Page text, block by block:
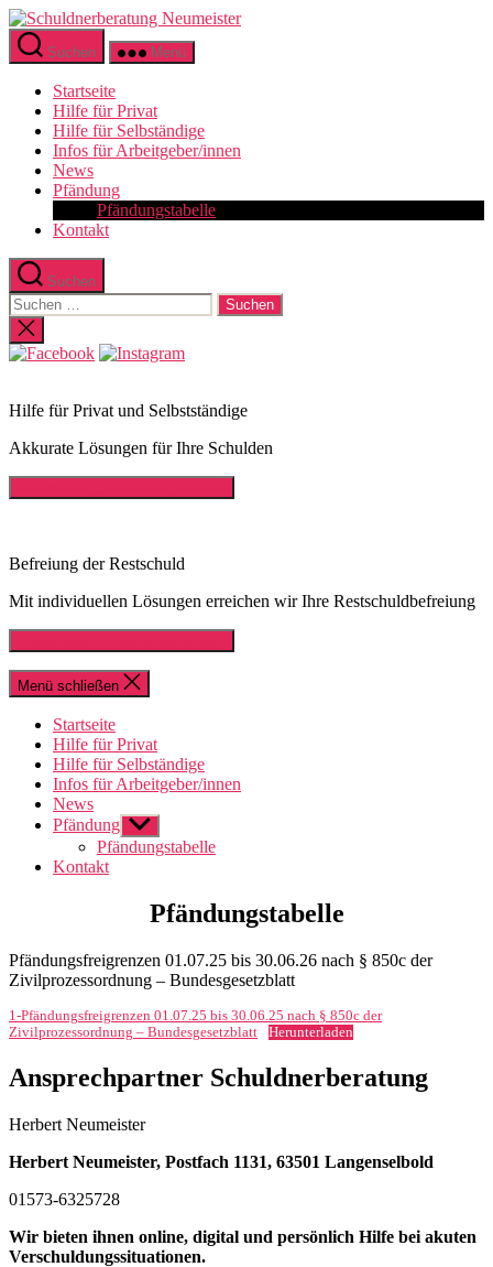
Zum
Inhalt
springen
Schuldnerberatung
Suchen Menü
Startseite
Hilfe für Privat
Hilfe für Selbständige
Infos für Arbeitgeber/innen
News
Pfändung
Pfändungstabelle
Kontakt
Suchen
Suchen
nach:
Suche
schließen
Hilfe für Privat und Selbstständige
Akkurate Lösungen für Ihre Schulden
Befreiung der Restschuld
Mit individuellen Lösungen erreichen wir Ihre Restschuldbefreiung
Menü schließen
Startseite
Hilfe für Privat
Hilfe für Selbständige
Infos für Arbeitgeber/innen
News
Pfändung Untermenü
anzeigen
Pfändungstabelle
Kontakt
Pfändungstabelle
Pfändungsfreigrenzen 01.07.25 bis 30.06.26 nach § 850c der
Zivilprozessordnung – Bundesgesetzblatt
1-Pfändungsfreigrenzen 01.07.25 bis 30.06.25 nach § 850c der
Zivilprozessordnung – Bundesgesetzblatt
Herunterladen
Ansprechpartner Schuldnerberatung
Herbert Neumeister
Herbert Neumeister, Postfach 1131, 63501 Langenselbold
01573-6325728
Wir bieten ihnen online, digital und persönlich Hilfe bei akuten
Verschuldungssituationen.